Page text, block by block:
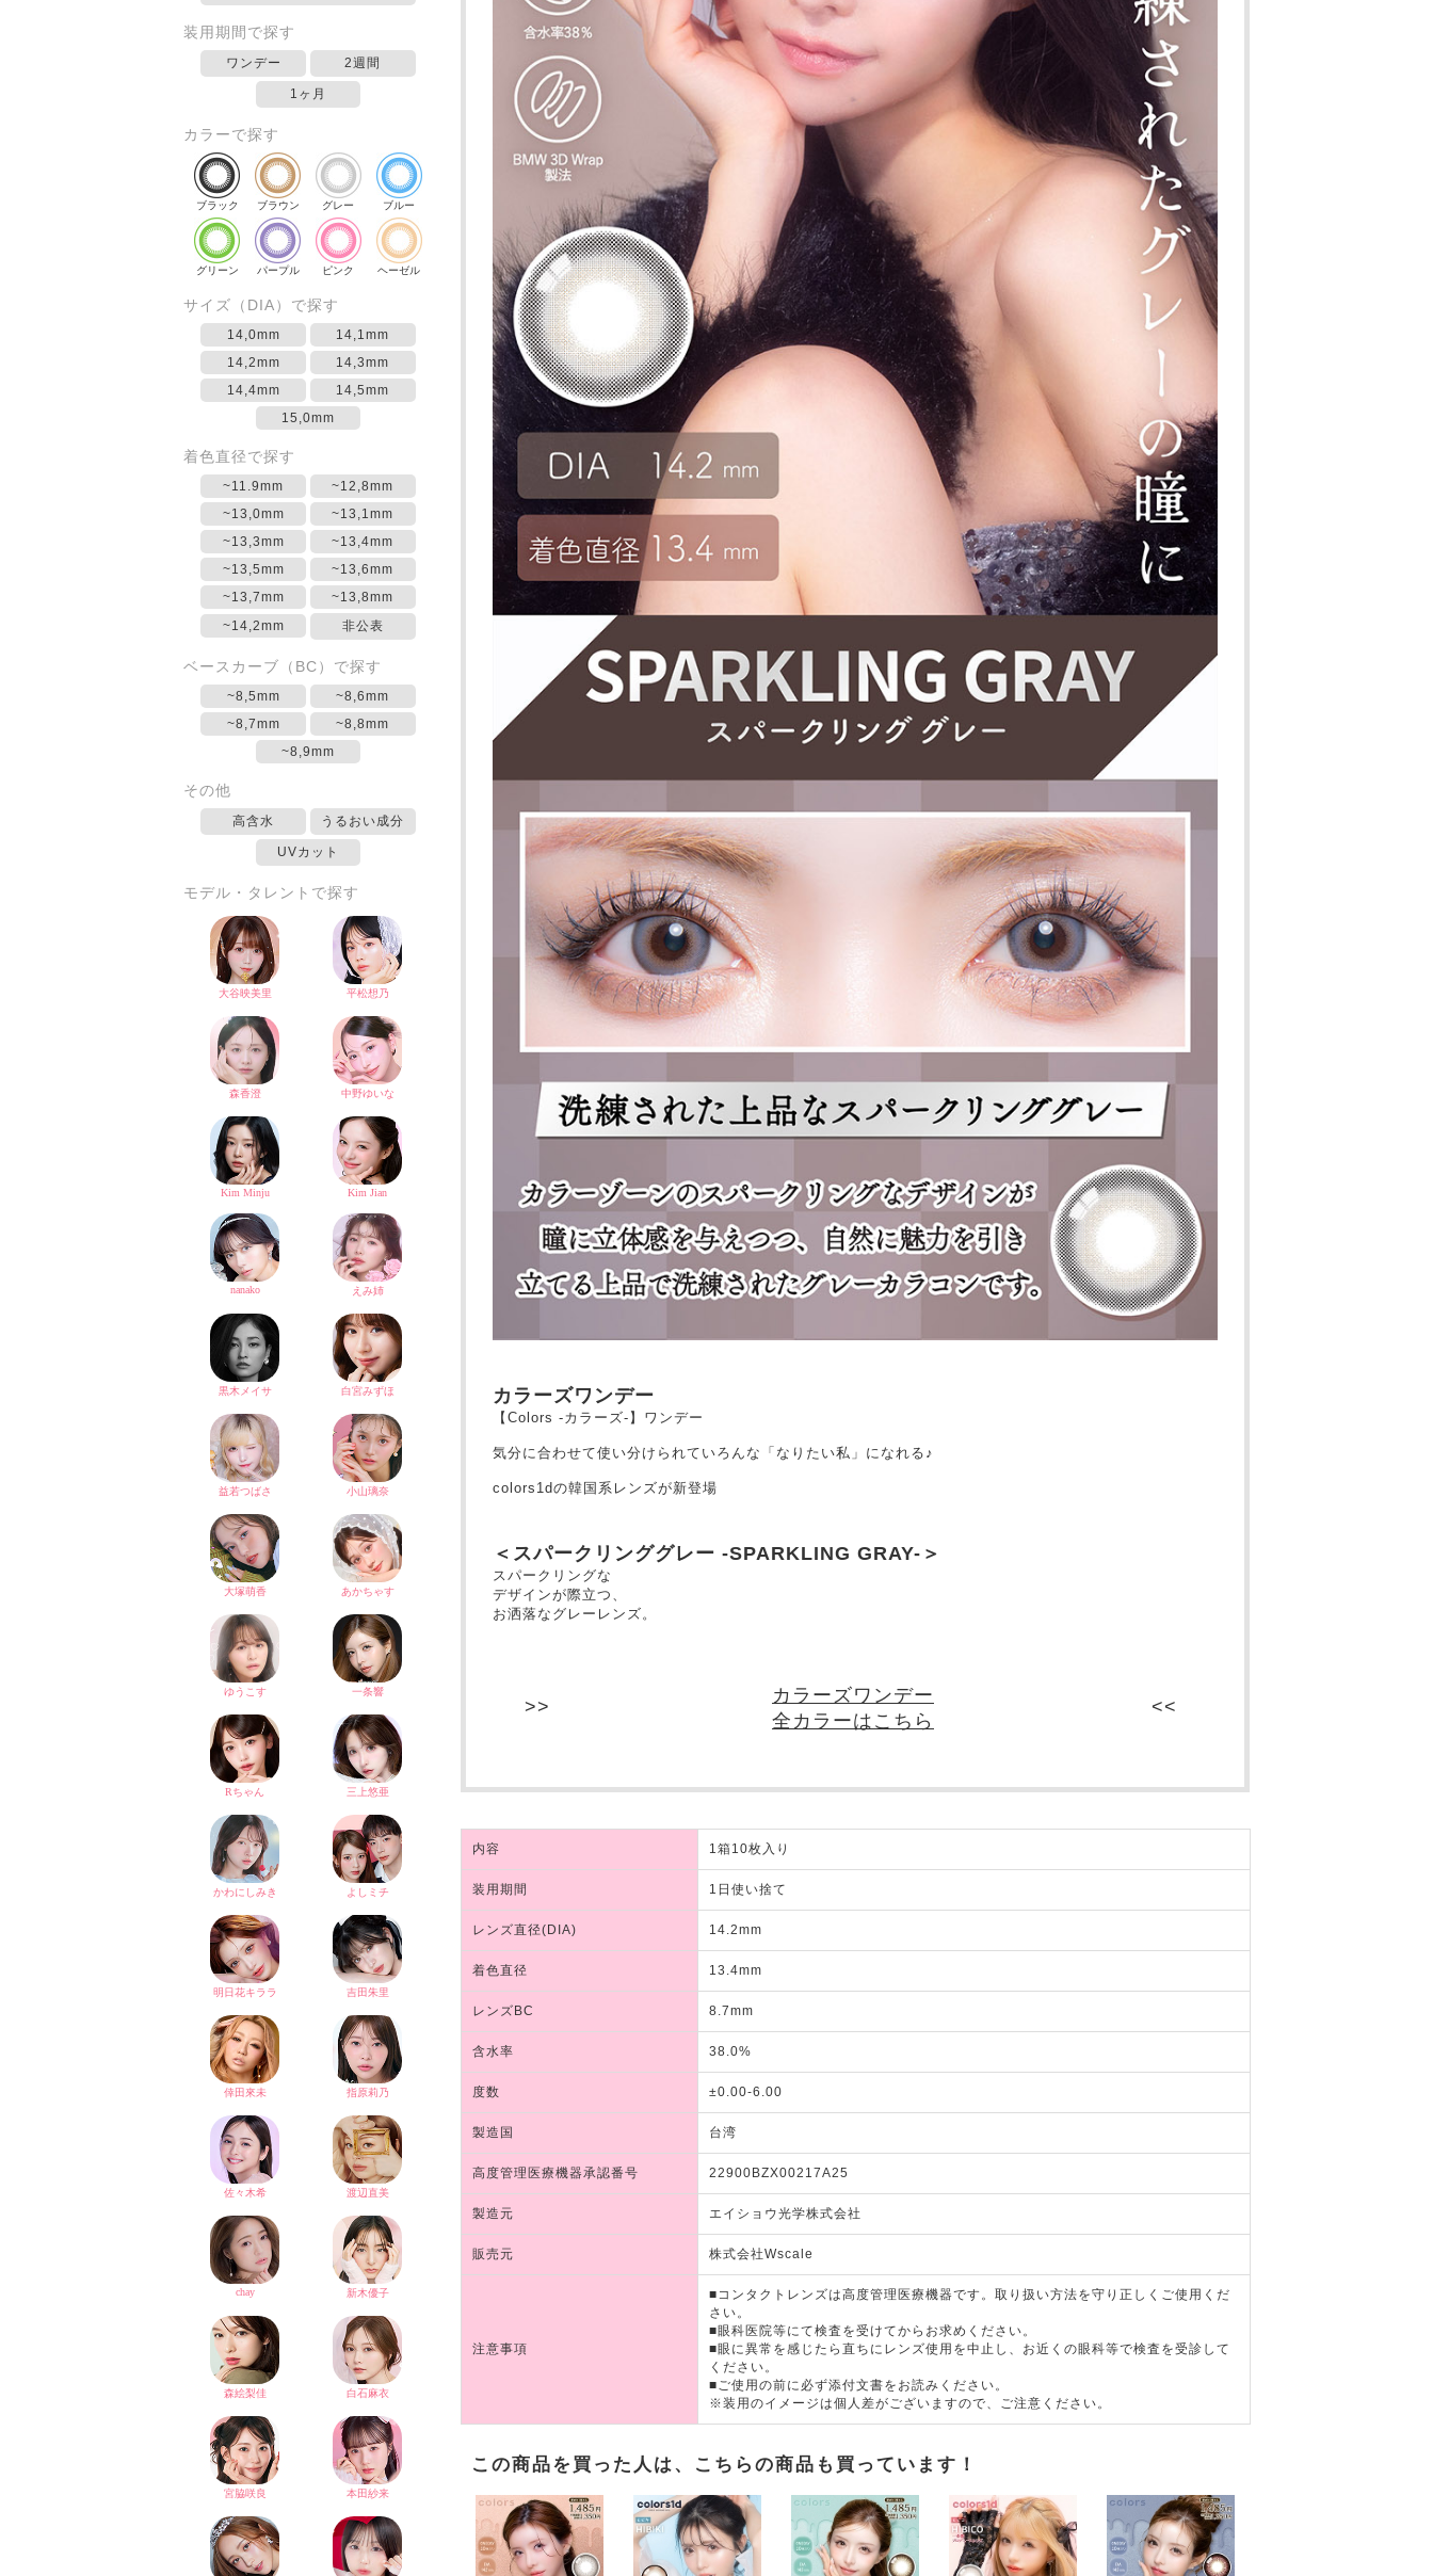
装用期間で探す
ワンデー 2週間
1ヶ月
カラーで探す
ブラック ブラウン グレー ブルー
グリーン パープル ピンク ヘーゼル
サイズ（DIA）で探す
14,0mm
14,1mm
14,2mm
14,3mm
14,4mm
14,5mm
15,0mm
着色直径で探す
~11.9mm
~12,8mm
~13,0mm
~13,1mm
~13,3mm
~13,4mm
~13,5mm
~13,6mm
~13,7mm
~13,8mm
~14,2mm
非公表
ベースカーブ（BC）で探す
~8,5mm
~8,6mm
~8,7mm
~8,8mm
~8,9mm
その他
高含水 うるおい成分
UVカット
モデル・タレントで探す
カラーズワンデー
【Colors -カラーズ-】ワンデー
気分に合わせて使い分けられていろんな「なりたい私」になれる♪
colors1dの韓国系レンズが新登場
＜スパークリンググレー -SPARKLING GRAY-＞
スパークリングな
デザインが際立つ、
お洒落なグレーレンズ。
カラーズワンデー
全カラーはこちら
内容 1箱10枚入り
装用期間 1日使い捨て
レンズ直径(DIA) 14.2mm
着色直径 13.4mm
レンズBC 8.7mm
含水率 38.0%
度数 ±0.00-6.00
製造国 台湾
高度管理医療機器承認番号 22900BZX00217A25
製造元 エイショウ光学株式会社
販売元 株式会社Wscale
注意事項
■コンタクトレンズは高度管理医療機器です。取り扱い方法を守り正しくご使用くだ
さい。
■眼科医院等にて検査を受けてからお求めください。
■眼に異常を感じたら直ちにレンズ使用を中止し、お近くの眼科等で検査を受診して
ください。
■ご使用の前に必ず添付文書をお読みください。
※装用のイメージは個人差がございますので、ご注意ください。
この商品を買った人は、こちらの商品も買っています！